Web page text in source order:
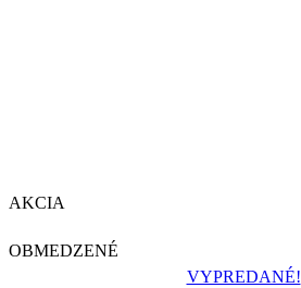
AKCIA
OBMEDZENÉ
VYPREDANÉ!